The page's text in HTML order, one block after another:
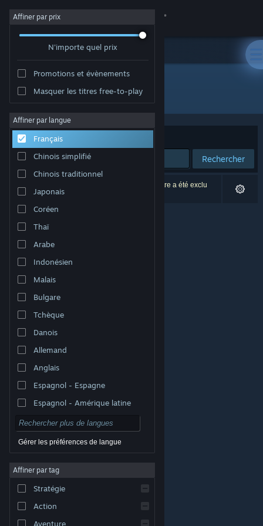
Se connecter
Magasin
À propos
Support
Changer la langue
Télécharger l'application mobile Steam
Voir version ordi. du site
© Valve Corporation. Tous droits réservés. Toutes les
titulaires aux États-Unis et dans d'autres pays.
Accessibilité
Remboursements
Affiner par prix
N'importe quel prix
Promotions et évènements
Masquer les titres free-to-play
Affiner par langue
Français
Chinois simplifié
Chinois traditionnel
Japonais
Coréen
Thaï
Arabe
Indonésien
Malais
Bulgare
Tchèque
Danois
Allemand
Anglais
Espagnol - Espagne
Espagnol - Amérique latine
Gérer les préférences de langue
Affiner par tag
Stratégie
Action
Aventure
Édition : ACreativeGame Studio
Trier par Pertinence
Rechercher
0 résultats correspondent à votre recherche. 1 titre a été exclu
selon vos préférences.